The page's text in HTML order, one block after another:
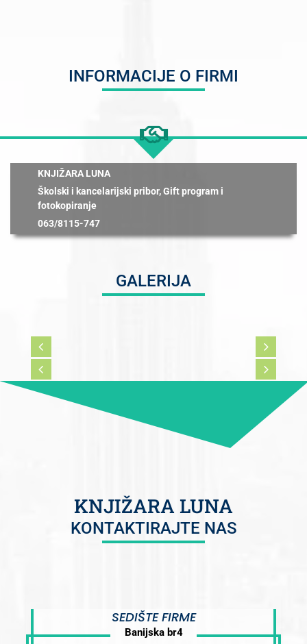
INFORMACIJE O FIRMI
KNJIŽARA LUNA
Školski i kancelarijski pribor, Gift program i
fotokopiranje
063/8115-747
GALERIJA
KNJIŽARA LUNA
KONTAKTIRAJTE NAS
SEDIŠTE FIRME
Banijska br4